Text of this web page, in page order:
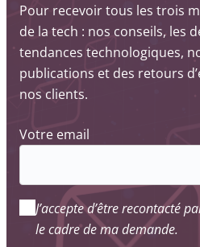
Pour recevoir tous les trois
de la tech : nos conseils, les
tendances technologiques,
publications et des retours
nos clients.
Votre email
J’accepte d’être recontacté
le cadre de ma demande.